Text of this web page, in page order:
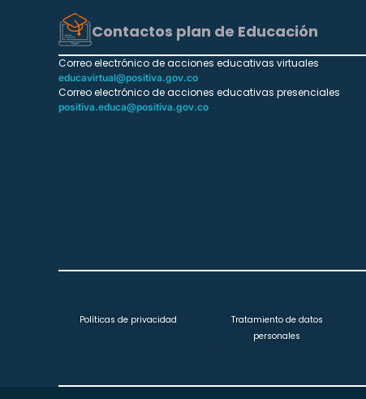
Contactos plan de Educación
Correo electrónico de acciones educativas virtuales
educavirtual@positiva.gov.co
Correo electrónico de acciones educativas presenciales
positiva.educa@positiva.gov.co
Políticas de privacidad
Tratamiento de datos
personales